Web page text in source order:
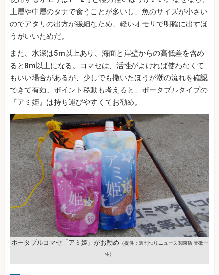
上層や中層のタナで食うことが多いし、魚のサイズが小さい
のでアタリの出方が繊細なため、軽いオモリで明確に出すほ
うがいいためだ。
また、水深は5m以上あり、海面と岸壁からの高低差を含め
ると8m以上になる。コマセは、活性がよければ使わなくて
もいい場合があるが、少しでも撒いたほうが潮の流れを確認
できて有効。ポイント移動も考えると、ポータブルタイプの
『アミ姫』は持ち運びやすくてお勧め。
ポータブルコマセ「アミ姫」がお勧め （提供：週刊つりニュース関東版 青砥一
生）